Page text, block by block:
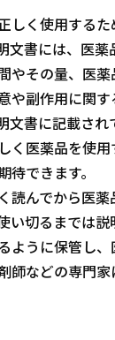
しく使用するた
文書には、医
やその量、医
や副作用に関
文書に記載され
く医薬品を使
できます。
読んでから医薬
い切るまでは
ように保管し
師などの専門家